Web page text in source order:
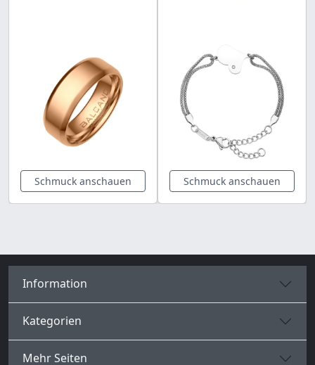
Schmuck anschauen Schmuck anschauen
Information
Kategorien
Mehr Seiten